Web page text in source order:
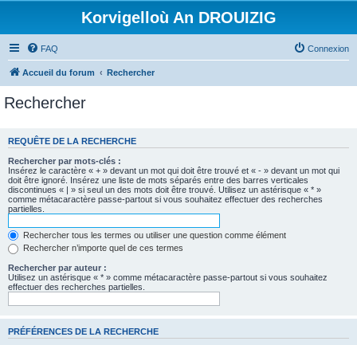
Korvigelloù An DROUIZIG
FAQ Connexion
Accueil du forum Rechercher
Rechercher
REQUÊTE DE LA RECHERCHE
Rechercher par mots-clés :
Insérez le caractère « + » devant un mot qui doit être trouvé et « - » devant un mot qui
doit être ignoré. Insérez une liste de mots séparés entre des barres verticales
discontinues « | » si seul un des mots doit être trouvé. Utilisez un astérisque « * »
comme métacaractère passe-partout si vous souhaitez effectuer des recherches
partielles.
Rechercher tous les termes ou utiliser une question comme élément
Rechercher n’importe quel de ces termes
Rechercher par auteur :
Utilisez un astérisque « * » comme métacaractère passe-partout si vous souhaitez
effectuer des recherches partielles.
PRÉFÉRENCES DE LA RECHERCHE